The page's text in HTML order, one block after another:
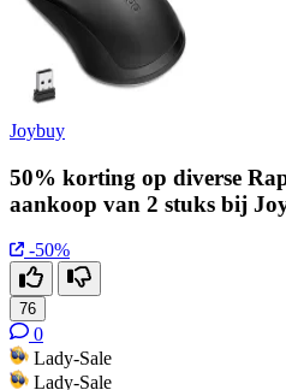
Joybuy
50% korting op diverse
aankoop van 2 stuks bij
-50%
76
0
Lady-Sale
Lady-Sale